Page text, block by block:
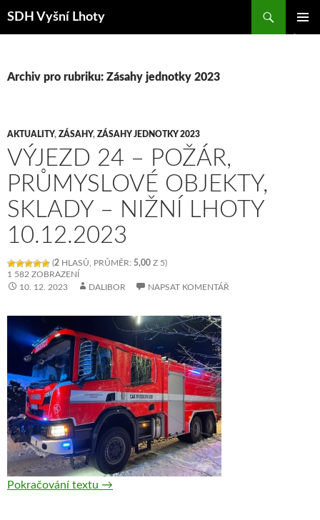
SDH Vyšní Lhoty
Archiv pro rubriku: Zásahy jednotky 2023
AKTUALITY, ZÁSAHY, ZÁSAHY JEDNOTKY 2023
VÝJEZD 24 – POŽÁR,
PRŮMYSLOVÉ OBJEKTY,
SKLADY – NIŽNÍ LHOTY
10.12.2023
(2 HLASŮ, PRŮMĚR: 5,00 Z 5)
1 582 ZOBRAZENÍ
10. 12. 2023
DALIBOR NAPSAT KOMENTÁŘ
Pokračování textu Výjezd 24 — Požár, průmyslové objekty,
→